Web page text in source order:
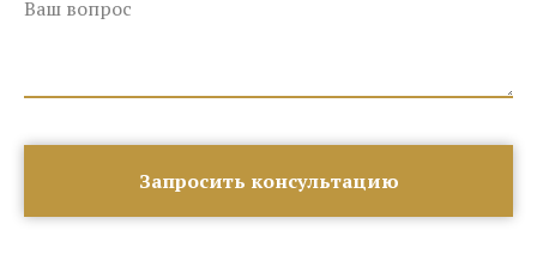
Запросить консультацию